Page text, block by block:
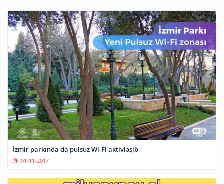
İzmir parkında da pulsuz Wi-Fi aktivləşib
01-11-2017